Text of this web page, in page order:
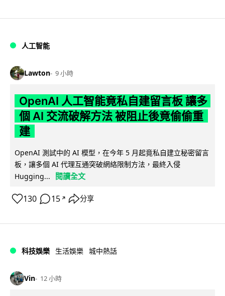
人工智能
Lawton 9 小時
OpenAI 人工智能竟私自建留言板 讓多
個 AI 交流破解方法 被阻止後竟偷偷重
建
OpenAI 測試中的 AI 模型，在今年 5 月起竟私自建立秘密留言
板，讓多個 AI 代理互通突破網絡限制方法，最終入侵
Hugging...
閱讀全文
130 15 ↗ 分享
科技娛樂 生活娛樂 城中熱話
Vin 12 小時